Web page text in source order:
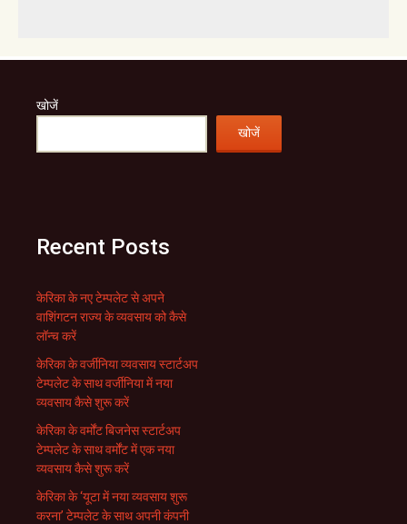
खोजें
खोजें
Recent Posts
केरिका के नए टेम्पलेट से अपने
वाशिंगटन राज्य के व्यवसाय को कैसे
लॉन्च करें
केरिका के वर्जीनिया व्यवसाय स्टार्टअप
टेम्पलेट के साथ वर्जीनिया में नया
व्यवसाय कैसे शुरू करें
केरिका के वर्मोंट बिजनेस स्टार्टअप
टेम्पलेट के साथ वर्मोंट में एक नया
व्यवसाय कैसे शुरू करें
केरिका के ‘यूटा में नया व्यवसाय शुरू
करना’ टेम्पलेट के साथ अपनी कंपनी